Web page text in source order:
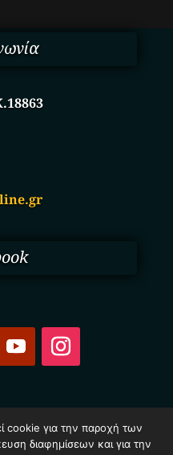
All Rights
cookie για την παροχή των
διαφημίσεων και για την